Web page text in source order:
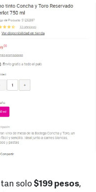
solo $199 pesos,